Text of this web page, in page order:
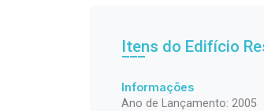
Itens do Edifício
Informações
Ano de Lançamento: 2005